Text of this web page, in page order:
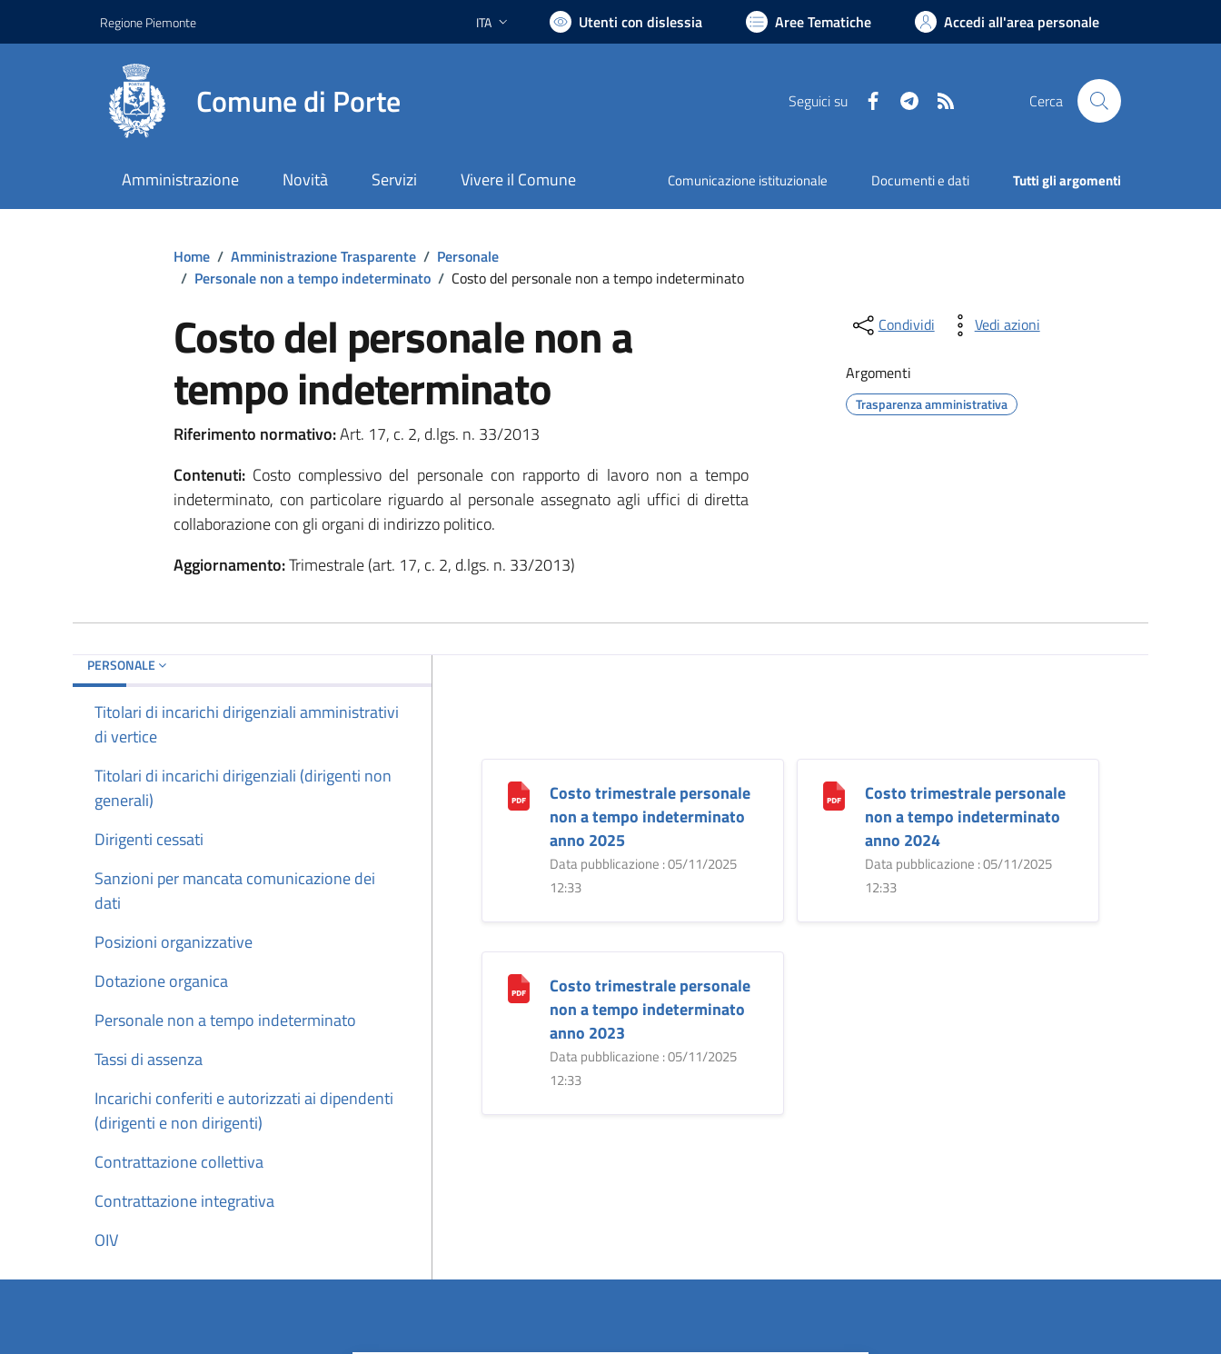
Regione Piemonte Lingua attiva:
ITA Utenti con dislessia Aree Tematiche Accedi all'area personale
Comune di Porte Seguici su FacebookTelegram Cerca
Amministrazione Novità Servizi Vivere il Comune Comunicazione istituzionale Documenti e dati Tutti gli argomenti
Home / Amministrazione Trasparente / Personale
/ Personale non a tempo indeterminato / Costo del personale non a tempo indeterminato
Costo del personale non a
tempo indeterminato
Riferimento normativo:Art. 17, c. 2, d.lgs. n. 33/2013
Contenuti:Costo complessivo del personale con rapporto di lavoro non a tempo
indeterminato, con particolare riguardo al personale assegnato agli uffici di diretta
collaborazione con gli organi di indirizzo politico.
Aggiornamento:Trimestrale (art. 17, c. 2, d.lgs. n. 33/2013)
Condividi Vedi azioni
Argomenti
Trasparenza amministrativa
PERSONALE
Titolari di incarichi dirigenziali amministrativi
di vertice
Titolari di incarichi dirigenziali (dirigenti non
generali)
Dirigenti cessati
Sanzioni per mancata comunicazione dei
dati
Posizioni organizzative
Dotazione organica
Personale non a tempo indeterminato
Tassi di assenza
Incarichi conferiti e autorizzati ai dipendenti
(dirigenti e non dirigenti)
Contrattazione collettiva
Contrattazione integrativa
OIV
Costo trimestrale personale
non a tempo indeterminato
anno 2025
Data pubblicazione : 05/11/2025
12:33
Costo trimestrale personale
non a tempo indeterminato
anno 2024
Data pubblicazione : 05/11/2025
12:33
Costo trimestrale personale
non a tempo indeterminato
anno 2023
Data pubblicazione : 05/11/2025
12:33